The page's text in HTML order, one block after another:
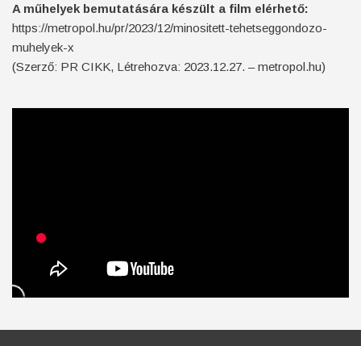
A műhelyek bemutatására készült a film elérhető:
https://metropol.hu/pr/2023/12/minositett-tehetseggondozo-
muhelyek-x
(Szerző: PR CIKK, Létrehozva: 2023.12.27. – metropol.hu)